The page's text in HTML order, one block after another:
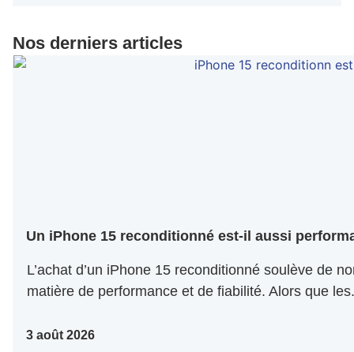
Nos derniers articles
Un iPhone 15 reconditionné est-il aussi
L’achat d’un iPhone 15 reconditionné soulève de
matière de performance et de fiabilité. Alors que
3 août 2026